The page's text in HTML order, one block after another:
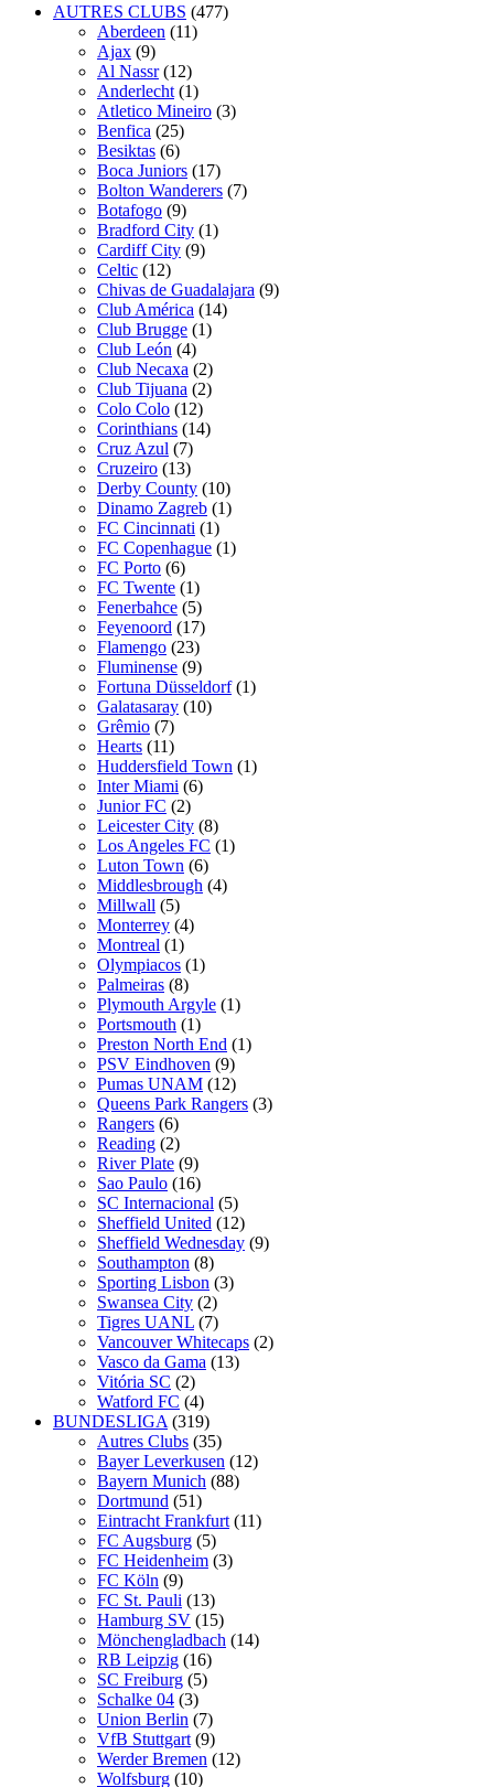
AUTRES CLUBS (477)
Aberdeen (11)
Ajax (9)
Al Nassr (12)
Anderlecht (1)
Atletico Mineiro (3)
Benfica (25)
Besiktas (6)
Boca Juniors (17)
Bolton Wanderers (7)
Botafogo (9)
Bradford City (1)
Cardiff City (9)
Celtic (12)
Chivas de Guadalajara (9)
Club América (14)
Club Brugge (1)
Club León (4)
Club Necaxa (2)
Club Tijuana (2)
Colo Colo (12)
Corinthians (14)
Cruz Azul (7)
Cruzeiro (13)
Derby County (10)
Dinamo Zagreb (1)
FC Cincinnati (1)
FC Copenhague (1)
FC Porto (6)
FC Twente (1)
Fenerbahce (5)
Feyenoord (17)
Flamengo (23)
Fluminense (9)
Fortuna Düsseldorf (1)
Galatasaray (10)
Grêmio (7)
Hearts (11)
Huddersfield Town (1)
Inter Miami (6)
Junior FC (2)
Leicester City (8)
Los Angeles FC (1)
Luton Town (6)
Middlesbrough (4)
Millwall (5)
Monterrey (4)
Montreal (1)
Olympiacos (1)
Palmeiras (8)
Plymouth Argyle (1)
Portsmouth (1)
Preston North End (1)
PSV Eindhoven (9)
Pumas UNAM (12)
Queens Park Rangers (3)
Rangers (6)
Reading (2)
River Plate (9)
Sao Paulo (16)
SC Internacional (5)
Sheffield United (12)
Sheffield Wednesday (9)
Southampton (8)
Sporting Lisbon (3)
Swansea City (2)
Tigres UANL (7)
Vancouver Whitecaps (2)
Vasco da Gama (13)
Vitória SC (2)
Watford FC (4)
BUNDESLIGA (319)
Autres Clubs (35)
Bayer Leverkusen (12)
Bayern Munich (88)
Dortmund (51)
Eintracht Frankfurt (11)
FC Augsburg (5)
FC Heidenheim (3)
FC Köln (9)
FC St. Pauli (13)
Hamburg SV (15)
Mönchengladbach (14)
RB Leipzig (16)
SC Freiburg (5)
Schalke 04 (3)
Union Berlin (7)
VfB Stuttgart (9)
Werder Bremen (12)
Wolfsburg (10)